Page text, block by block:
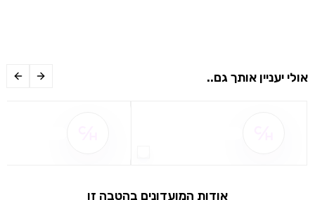
שימו לב!
אולי יעניין אותך גם..
אודות המועדונים בהטבה זו